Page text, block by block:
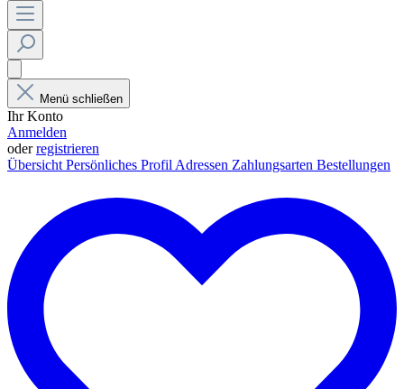
Menü schließen
Ihr Konto
Anmelden
oderregistrieren
Übersicht Persönliches Profil Adressen Zahlungsarten Bestellungen